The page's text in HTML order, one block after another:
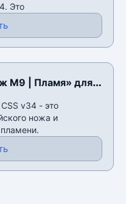
Это
M9 | Пламя» для
v34 - это
ножа и